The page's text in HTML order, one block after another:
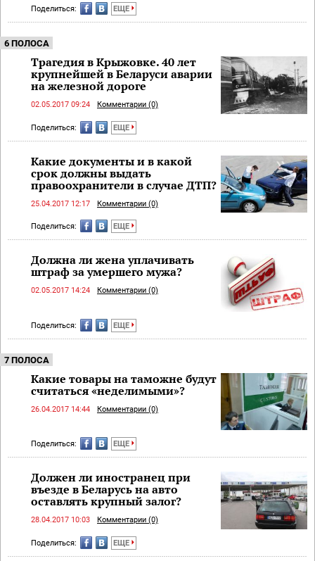
Поделиться: ЕЩЕ
6 ПОЛОСА
Трагедия в Крыжовке. 40 лет
крупнейшей в Беларуси аварии
на железной дороге
02.05.2017 09:24 Комментарии (0)
Поделиться: ЕЩЕ
Какие документы и в какой
срок должны выдать
правоохранители в случае ДТП?
25.04.2017 12:17 Комментарии (0)
Поделиться: ЕЩЕ
Должна ли жена уплачивать
штраф за умершего мужа?
02.05.2017 14:24 Комментарии (0)
Поделиться: ЕЩЕ
7 ПОЛОСА
Какие товары на таможне будут
считаться «неделимыми»?
26.04.2017 14:44 Комментарии (0)
Поделиться: ЕЩЕ
Должен ли иностранец при
въезде в Беларусь на авто
оставлять крупный залог?
28.04.2017 10:03 Комментарии (0)
Поделиться: ЕЩЕ